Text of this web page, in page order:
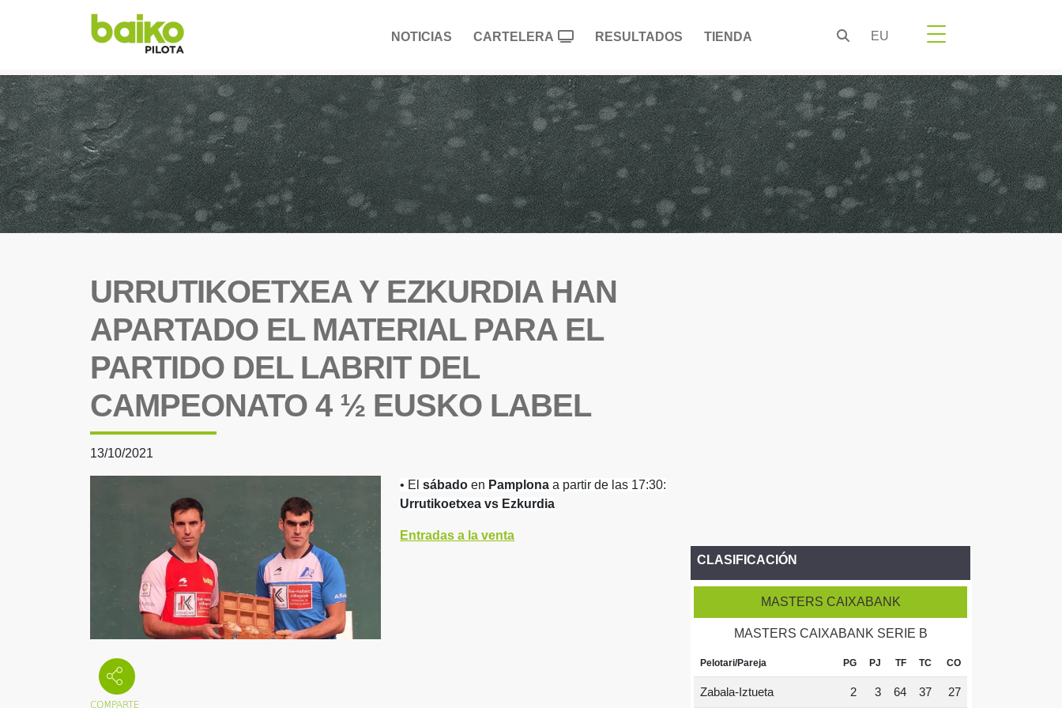
NOTICIAS CARTELERA RESULTADOS TIENDA EU
URRUTIKOETXEA Y EZKURDIA HAN
APARTADO EL MATERIAL PARA EL
PARTIDO DEL LABRIT DEL
CAMPEONATO 4 ½ EUSKO LABEL
13/10/2021
• El sábado en Pamplona a partir de las 17:30:
Urrutikoetxea vs Ezkurdia
Entradas a la venta
CLASIFICACIÓN
MASTERS CAIXABANK
MASTERS CAIXABANK SERIE B
Pelotari/Pareja PG PJ TF TC CO
Zabala-Iztueta 2 3 64 37 27